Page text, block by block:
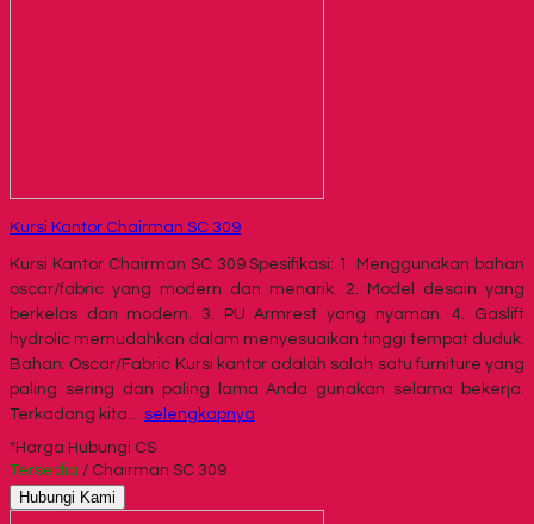
Kursi Kantor Chairman SC 309
Kursi Kantor Chairman SC 309 Spesifikasi: 1. Menggunakan bahan
oscar/fabric yang modern dan menarik. 2. Model desain yang
berkelas dan modern. 3. PU Armrest yang nyaman. 4. Gaslift
hydrolic memudahkan dalam menyesuaikan tinggi tempat duduk.
Bahan: Oscar/Fabric Kursi kantor adalah salah satu furniture yang
paling sering dan paling lama Anda gunakan selama bekerja.
Terkadang kita… selengkapnya
*Harga Hubungi CS
Tersedia / Chairman SC 309
Hubungi Kami